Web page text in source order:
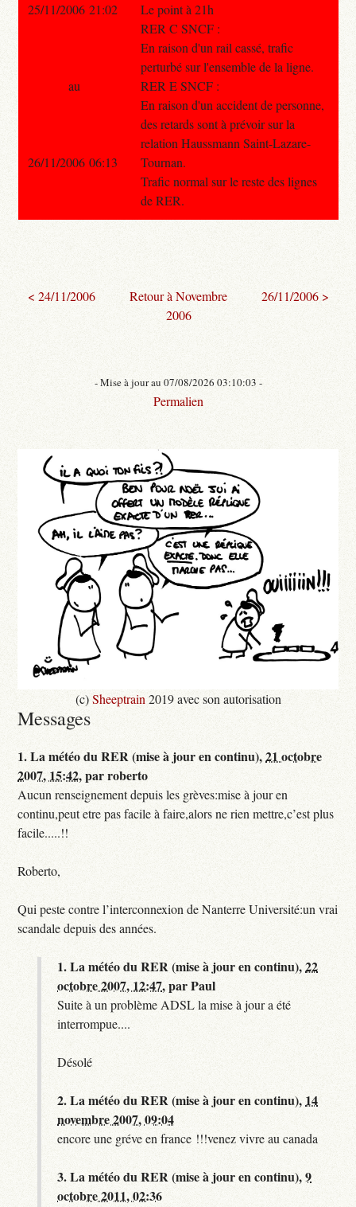
25/11/2006 21:02
Le point à 21h
RER C SNCF :
En raison d'un rail cassé, trafic
perturbé sur l'ensemble de la ligne.
RER E SNCF :
En raison d'un accident de personne,
des retards sont à prévoir sur la
relation Haussmann Saint-Lazare-
Tournan.
Trafic normal sur le reste des lignes
de RER.
au
26/11/2006 06:13
< 24/11/2006
Retour à Novembre
2006
26/11/2006 >
- Mise à jour au 07/08/2026 03:10:03 -
Permalien
(c)Sheeptrain 2019 avec son autorisation
Messages
1.La météo du RER (mise à jour en continu),21 octobre
2007, 15:42,parroberto
Aucun renseignement depuis les grèves:mise à jour en
continu,peut etre pas facile à faire,alors ne rien mettre,c’est plus
facile.....!!
Roberto,
Qui peste contre l’interconnexion de Nanterre Université:un vrai
scandale depuis des années.
1.La météo du RER (mise à jour en continu),22
octobre 2007, 12:47,parPaul
Suite à un problème ADSL la mise à jour a été
interrompue....
Désolé
2.La météo du RER (mise à jour en continu), 14
novembre 2007, 09:04
encore une gréve en france !!!venez vivre au canada
3.La météo du RER (mise à jour en continu),9
octobre 2011, 02:36